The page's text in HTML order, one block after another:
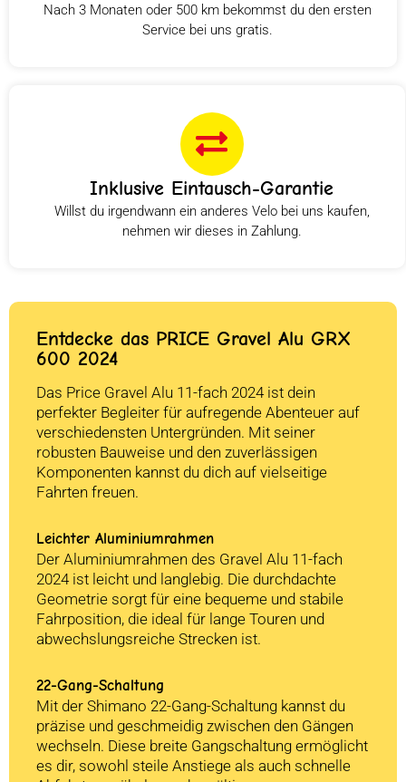
Nach 3 Monaten oder 500 km bekommst du den ersten
Service bei uns gratis.
Inklusive Eintausch-Garantie
Willst du irgendwann ein anderes Velo bei uns kaufen,
nehmen wir dieses in Zahlung.
Entdecke das PRICE Gravel Alu GRX
600 2024
Das Price Gravel Alu 11-fach 2024 ist dein
perfekter Begleiter für aufregende Abenteuer auf
verschiedensten Untergründen. Mit seiner
robusten Bauweise und den zuverlässigen
Komponenten kannst du dich auf vielseitige
Fahrten freuen.
Leichter Aluminiumrahmen
Der Aluminiumrahmen des Gravel Alu 11-fach
2024 ist leicht und langlebig. Die durchdachte
Geometrie sorgt für eine bequeme und stabile
Fahrposition, die ideal für lange Touren und
abwechslungsreiche Strecken ist.
22-Gang-Schaltung
Mit der Shimano 22-Gang-Schaltung kannst du
präzise und geschmeidig zwischen den Gängen
wechseln. Diese breite Gangschaltung ermöglicht
es dir, sowohl steile Anstiege als auch schnelle